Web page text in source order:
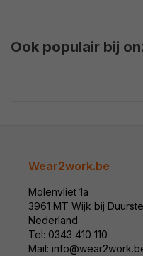
Ook populair bij
Wear2work.be
Molenvliet 1a
3961 MT Wijk bij
Nederland
Tel: 0343 410 110
Mail: